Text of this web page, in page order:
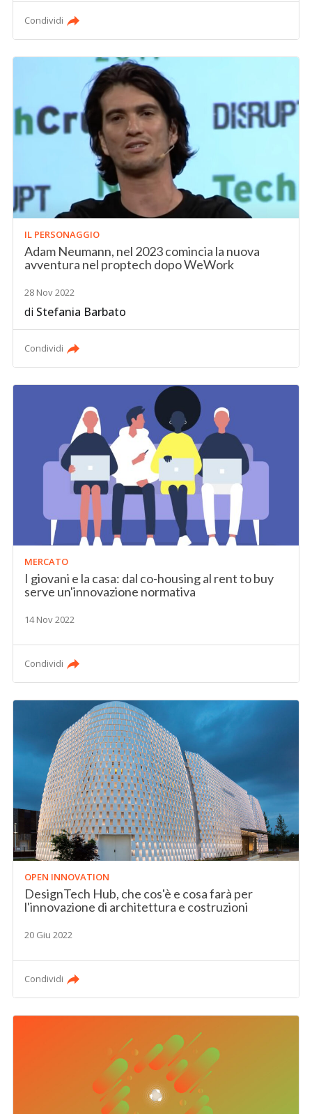
Condividi
IL PERSONAGGIO
Adam Neumann, nel 2023 comincia la nuova
avventura nel proptech dopo WeWork
28 Nov 2022
di Stefania Barbato
Condividi
MERCATO
I giovani e la casa: dal co-housing al rent to buy
serve un'innovazione normativa
14 Nov 2022
Condividi
OPEN INNOVATION
DesignTech Hub, che cos'è e cosa farà per
l'innovazione di architettura e costruzioni
20 Giu 2022
Condividi